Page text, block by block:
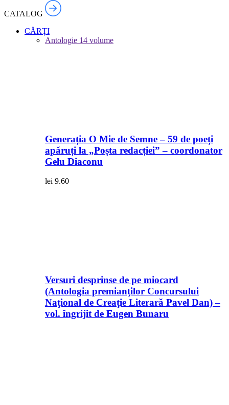
CATALOG
CĂRȚI
Antologie 14 volume
Generația O Mie de Semne – 59 de poeți
apăruți la „Poșta redacției” – coordonator
Gelu Diaconu
lei 9.60
Versuri desprinse de pe miocard
(Antologia premianţilor Concursului
Naţional de Creaţie Literară Pavel Dan) –
vol. îngrijit de Eugen Bunaru